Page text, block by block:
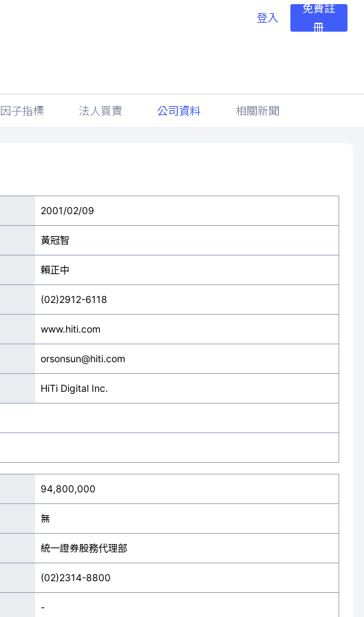
登入
免費註
冊
因子指標 法人買賣 公司資料 相關新聞
2001/02/09
黃冠智
賴正中
(02)2912-6118
www.hiti.com
orsonsun@hiti.com
HiTi Digital Inc.
94,800,000
無
統一證券股務代理部
(02)2314-8800
-